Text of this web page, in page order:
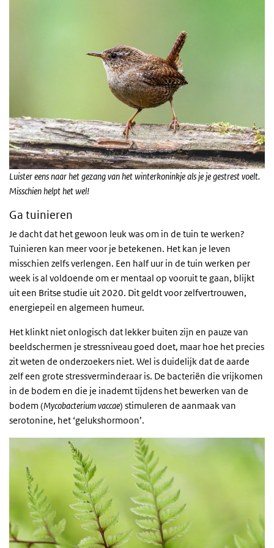
Luister eens naar het gezang van het winterkoninkje als je je gestrest voelt.
Misschien helpt het wel!
Ga tuinieren
Je dacht dat het gewoon leuk was om in de tuin te werken?
Tuinieren kan meer voor je betekenen. Het kan je leven
misschien zelfs verlengen. Een half uur in de tuin werken per
week is al voldoende om er mentaal op vooruit te gaan, blijkt
uit een Britse studie uit 2020. Dit geldt voor zelfvertrouwen,
energiepeil en algemeen humeur.
Het klinkt niet onlogisch dat lekker buiten zijn en pauze van
beeldschermen je stressniveau goed doet, maar hoe het precies
zit weten de onderzoekers niet. Wel is duidelijk dat de aarde
zelf een grote stressverminderaar is. De bacteriën die vrijkomen
in de bodem en die je inademt tijdens het bewerken van de
bodem (Mycobacterium vaccae) stimuleren de aanmaak van
serotonine, het ‘gelukshormoon’.